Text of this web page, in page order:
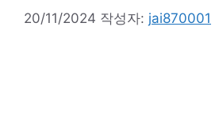
20/11/2024 작성자: jai870001